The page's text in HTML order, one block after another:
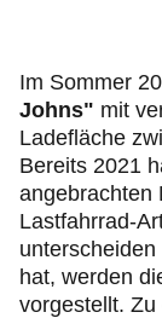
Im Sommer
Johns" mit
Ladefläche
Bereits 2021
angebrachten
Lastfahrrad-
hat, werden
vorgestellt.